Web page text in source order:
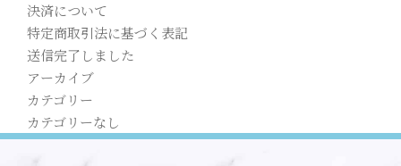
決済について
特定商取引法に基づく表記
送信完了しました
アーカイブ
カテゴリー
カテゴリーなし